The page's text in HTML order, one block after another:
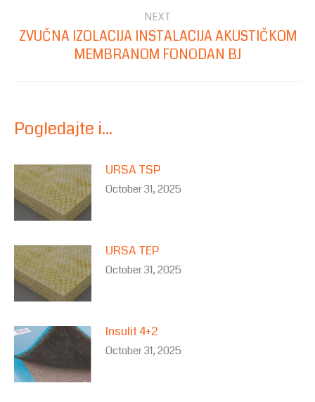
NEXT
Next
post:
ZVUČNA IZOLACIJA INSTALACIJA AKUSTIČKOM
MEMBRANOM FONODAN BJ
Pogledajte i...
URSA TSP
October 31, 2025
URSA TEP
October 31, 2025
Insulit 4+2
October 31, 2025